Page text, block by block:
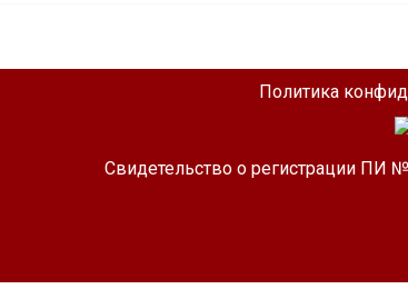
Политика
Свидетельство о регистрации ПИ